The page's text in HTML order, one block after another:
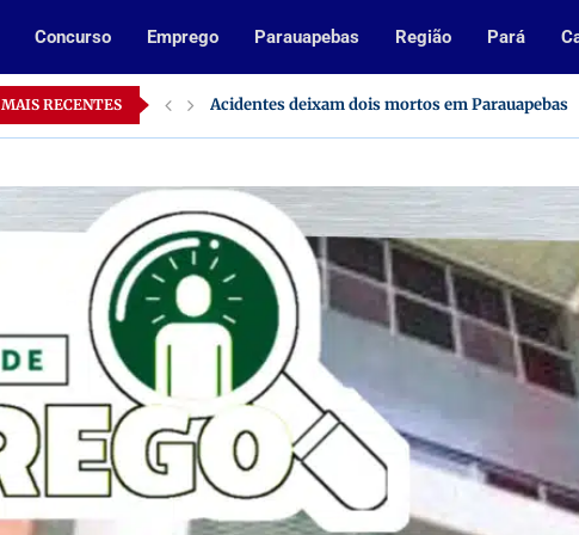
Concurso Emprego Parauapebas Região Pará
MAIS RECENTES Inscrições abertas para processo seletivo da